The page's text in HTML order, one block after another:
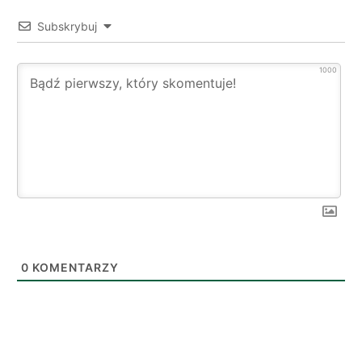
Subskrybuj
1000
0 KOMENTARZY